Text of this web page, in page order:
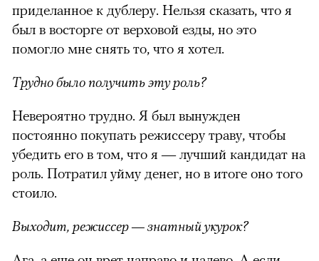
приделанное к дублеру. Нельзя сказать, что я
был в восторге от верховой езды, но это
помогло мне снять то, что я хотел.
Трудно было получить эту роль?
Невероятно трудно. Я был вынужден
постоянно покупать режиссеру траву, чтобы
убедить его в том, что я — лучший кандидат на
роль. Потратил уйму денег, но в итоге оно того
стоило.
Выходит, режиссер — знатный укурок?